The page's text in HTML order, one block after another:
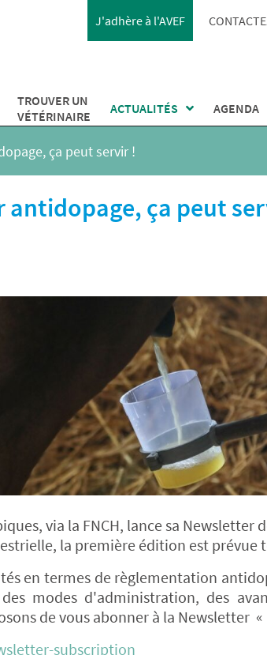
J'adhère à l'AVEF
TROUVER UN
VÉTÉRINAIRE
ACTUALITÉS AGENDA
ça peut servir !
antidopage, ça peut
via la FNCH, lance sa
la première édition est prévue
en termes de règlementation
modes d'administration, des
de vous abonner à la Newsletter
subscription